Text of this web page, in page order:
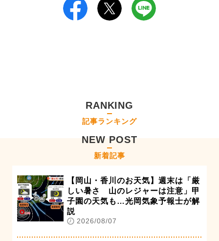
RANKING
記事ランキング
NEW POST
新着記事
【岡山・香川のお天気】週末は「厳
しい暑さ 山のレジャーは注意」甲
子園の天気も…光岡気象予報士が解
説
2026/08/07